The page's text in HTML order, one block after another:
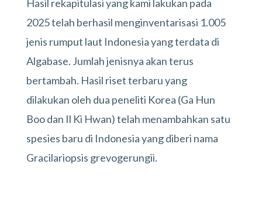
Hasil rekapitulasi yang kami lakukan pada
2025 telah berhasil menginventarisasi 1.005
jenis rumput laut Indonesia yang terdata di
Algabase. Jumlah jenisnya akan terus
bertambah. Hasil riset terbaru yang
dilakukan oleh dua peneliti Korea (Ga Hun
Boo dan Il Ki Hwan) telah menambahkan satu
spesies baru di Indonesia yang diberi nama
Gracilariopsis grevogerungii.